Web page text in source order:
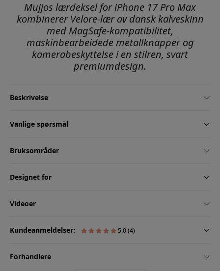
Mujjos lærdeksel for iPhone 17 Pro Max
kombinerer Velore-lær av dansk kalveskinn
med MagSafe-kompatibilitet,
maskinbearbeidede metallknapper og
kamerabeskyttelse i en stilren, svart
premiumdesign.
Beskrivelse
Vanlige spørsmål
Bruksområder
Designet for
Videoer
Kundeanmeldelser: 5.0 (4)
Forhandlere